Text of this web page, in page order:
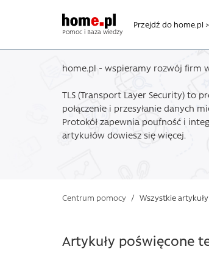
Pomoc i Baza wiedzy
Przejdź do home.pl >
home.pl - wspieramy rozwój firm
TLS (Transport Layer Security) to
połączenie i przesyłanie danych
Protokół zapewnia poufność i
artykułów dowiesz się więcej.
Centrum pomocy / Wszystkie
Artykuły poświęcone